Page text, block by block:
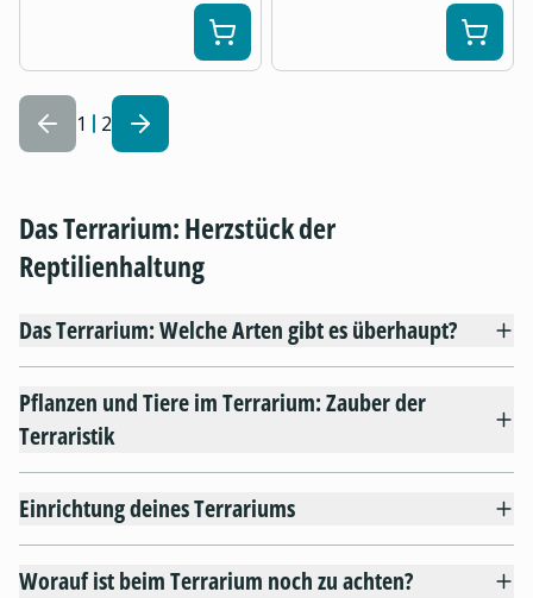
1 2
Das Terrarium: Herzstück der
Reptilienhaltung
Das Terrarium: Welche Arten gibt es überhaupt?
Pflanzen und Tiere im Terrarium: Zauber der
Terraristik
Einrichtung deines Terrariums
Worauf ist beim Terrarium noch zu achten?